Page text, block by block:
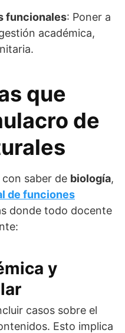
funcionales: Poner a
académica,
que
de
saber de biología,
de funciones
donde todo docente
y
casos sobre el
Esto implica